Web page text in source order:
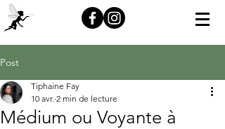
Post
Médium ou Voyante à
Tiphaine Fay
10 avr. 2 min de lecture